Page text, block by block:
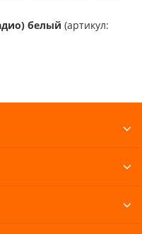
белый (артикул: